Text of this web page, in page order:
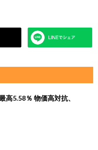
高5.58％ 物価高対抗、